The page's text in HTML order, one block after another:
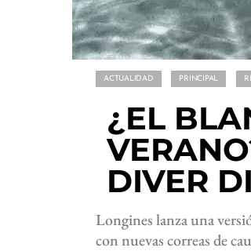
ACTUALIDAD PRINCIPAL
¿EL
DIVER
Longines lanza una
con nuevas correas de